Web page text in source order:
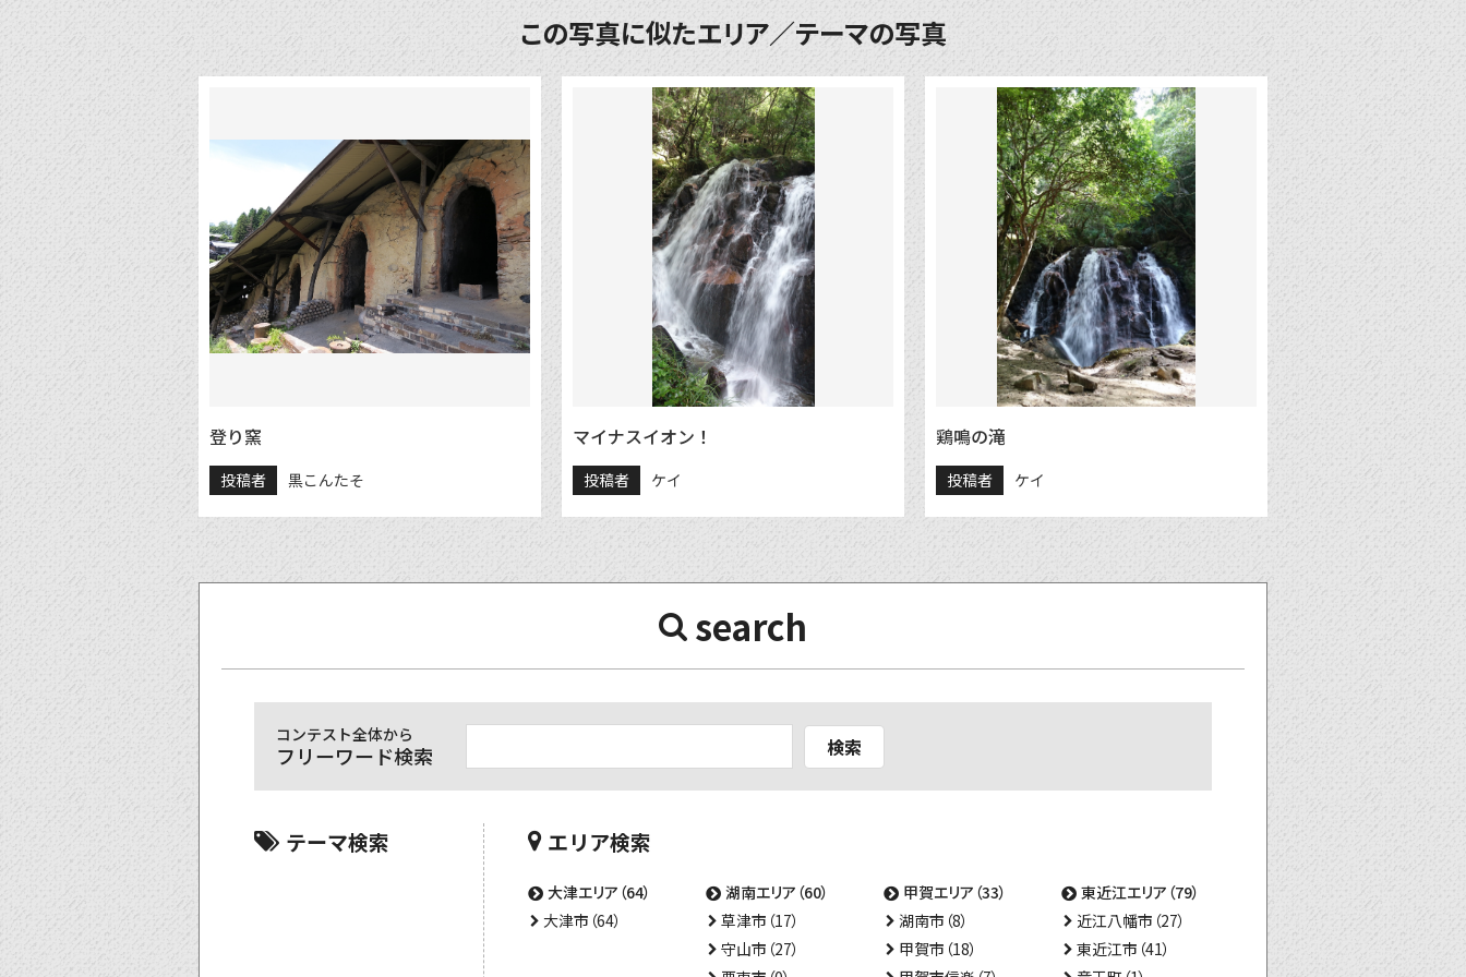
この写真に似たエリア／テーマの写真
登り窯
投稿者 黒こんたそ
マイナスイオン！
投稿者 ケイ
鶏鳴の滝
投稿者 ケイ
search
コンテスト全体から
フリーワード検索 検索
テーマ検索 エリア検索
大津エリア（64）
大津市（64）
湖南エリア（60）
草津市（17）
守山市（27）
甲賀エリア（33）
湖南市（8）
甲賀市（18）
東近江エリア（79）
近江八幡市（27）
東近江市（41）